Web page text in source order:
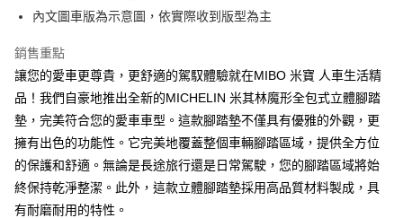
內文圖車版為示意圖，依實際收到版型為主
銷售重點
讓您的愛車更尊貴，更舒適的駕馭體驗就在MIBO 米寶 人車生活精
品！我們自豪地推出全新的MICHELIN 米其林魔形全包式立體腳踏
墊，完美符合您的愛車車型。這款腳踏墊不僅具有優雅的外觀，更
擁有出色的功能性。它完美地覆蓋整個車輛腳踏區域，提供全方位
的保護和舒適。無論是長途旅行還是日常駕駛，您的腳踏區域將始
終保持乾淨整潔。此外，這款立體腳踏墊採用高品質材料製成，具
有耐磨耐用的特性。